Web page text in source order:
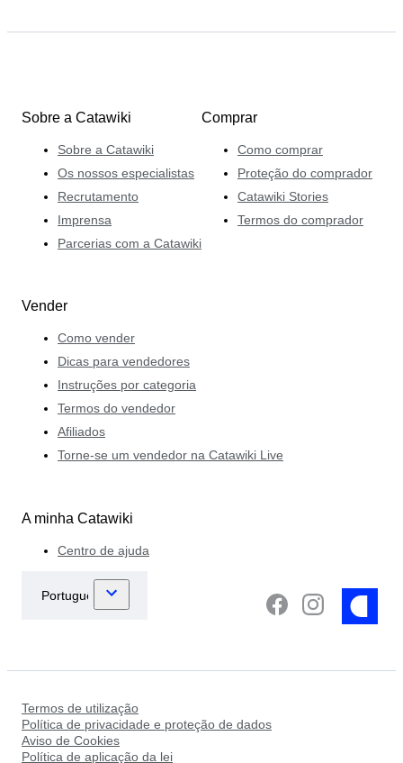
Sobre a Catawiki
Sobre a Catawiki
Os nossos especialistas
Recrutamento
Imprensa
Parcerias com a Catawiki
Comprar
Como comprar
Proteção do comprador
Catawiki Stories
Termos do comprador
Vender
Como vender
Dicas para vendedores
Instruções por categoria
Termos do vendedor
Afiliados
Torne-se um vendedor na Catawiki Live
A minha Catawiki
Centro de ajuda
Termos de utilização
Política de privacidade e proteção de dados
Aviso de Cookies
Política de aplicação da lei